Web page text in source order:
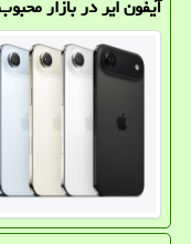
آیفون ایر در بازار